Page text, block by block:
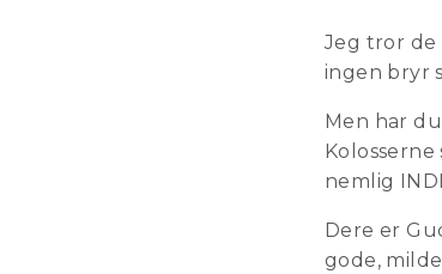
Jeg tror de
ingen bryr
Men har
nemlig
Dere er
gode,